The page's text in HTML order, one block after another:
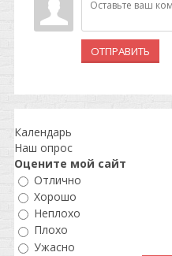
ОТПРАВИТЬ
Календарь
Наш опрос
Оцените мой сайт
Отлично
Хорошо
Неплохо
Плохо
Ужасно